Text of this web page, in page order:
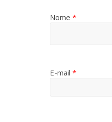
Nome *
E-mail *